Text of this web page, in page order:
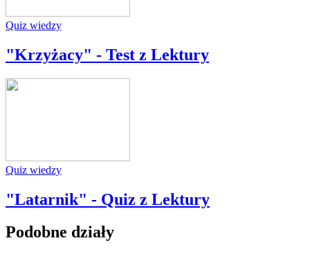
Quiz wiedzy
"Krzyżacy" - Test z Lektury
Quiz wiedzy
"Latarnik" - Quiz z Lektury
Podobne działy